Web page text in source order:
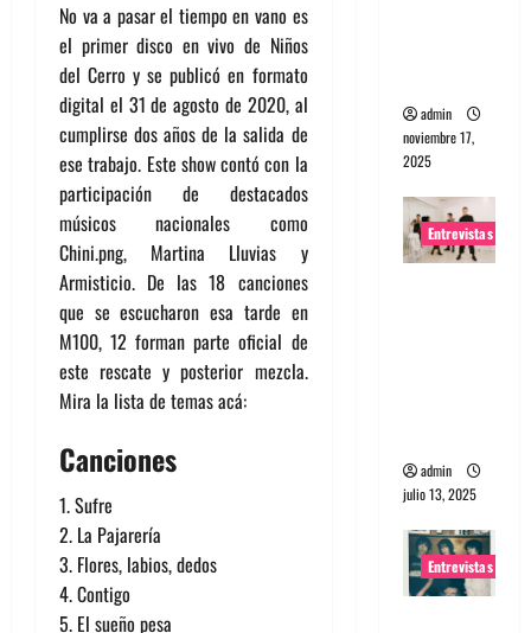
No va a pasar el tiempo en vano es
el primer disco en vivo de Niños
del Cerro y se publicó en formato
digital el 31 de agosto de 2020, al
cumplirse dos años de la salida de
ese trabajo. Este show contó con la
participación de destacados
músicos nacionales como
Chini.png, Martina Lluvias y
Armisticio. De las 18 canciones
que se escucharon esa tarde en
M100, 12 forman parte oficial de
este rescate y posterior mezcla.
Mira la lista de temas acá:
Canciones
1. Sufre
2. La Pajarería
3. Flores, labios, dedos
4. Contigo
5. El sueño pesa
admin
noviembre 17,
2025
Entrevistas
admin
julio 13, 2025
Entrevistas